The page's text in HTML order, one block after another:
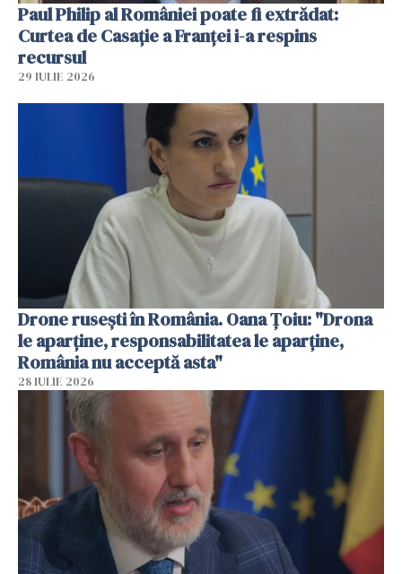
Paul Philip al României poate fi extrădat:
Curtea de Casaţie a Franţei i-a respins
recursul
29 IULIE 2026
Drone rusești în România. Oana Ţoiu: "Drona
le aparţine, responsabilitatea le aparţine,
România nu acceptă asta"
28 IULIE 2026